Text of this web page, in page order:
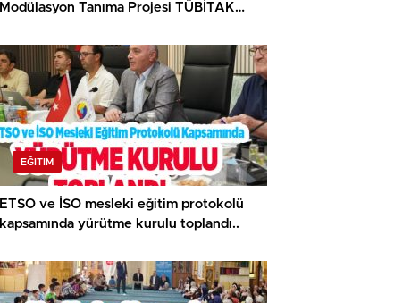
Modülasyon Tanıma Projesi TÜBİTAK
EĞITIM
ETSO ve İSO mesleki eğitim protokolü
kapsamında yürütme kurulu toplandı..